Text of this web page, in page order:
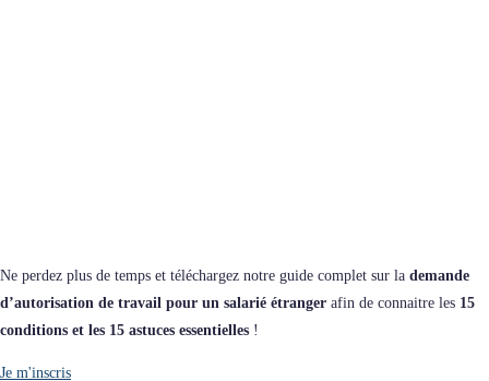
Ne perdez plus de temps et téléchargez notre guide complet sur la demande
d’autorisation de travail pour un salarié étranger afin de connaitre les 15
conditions et les 15 astuces essentielles !
Je m'inscris